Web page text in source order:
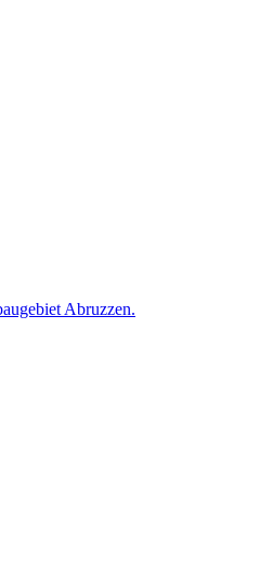
Abruzzen.